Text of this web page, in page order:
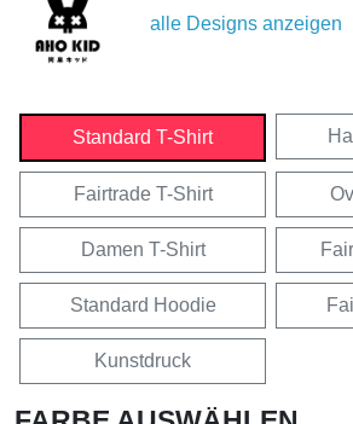
alle Designs anzeigen
Standard T-Shirt
Fairtrade T-Shirt
Damen T-Shirt
Standard Hoodie
Kunstdruck